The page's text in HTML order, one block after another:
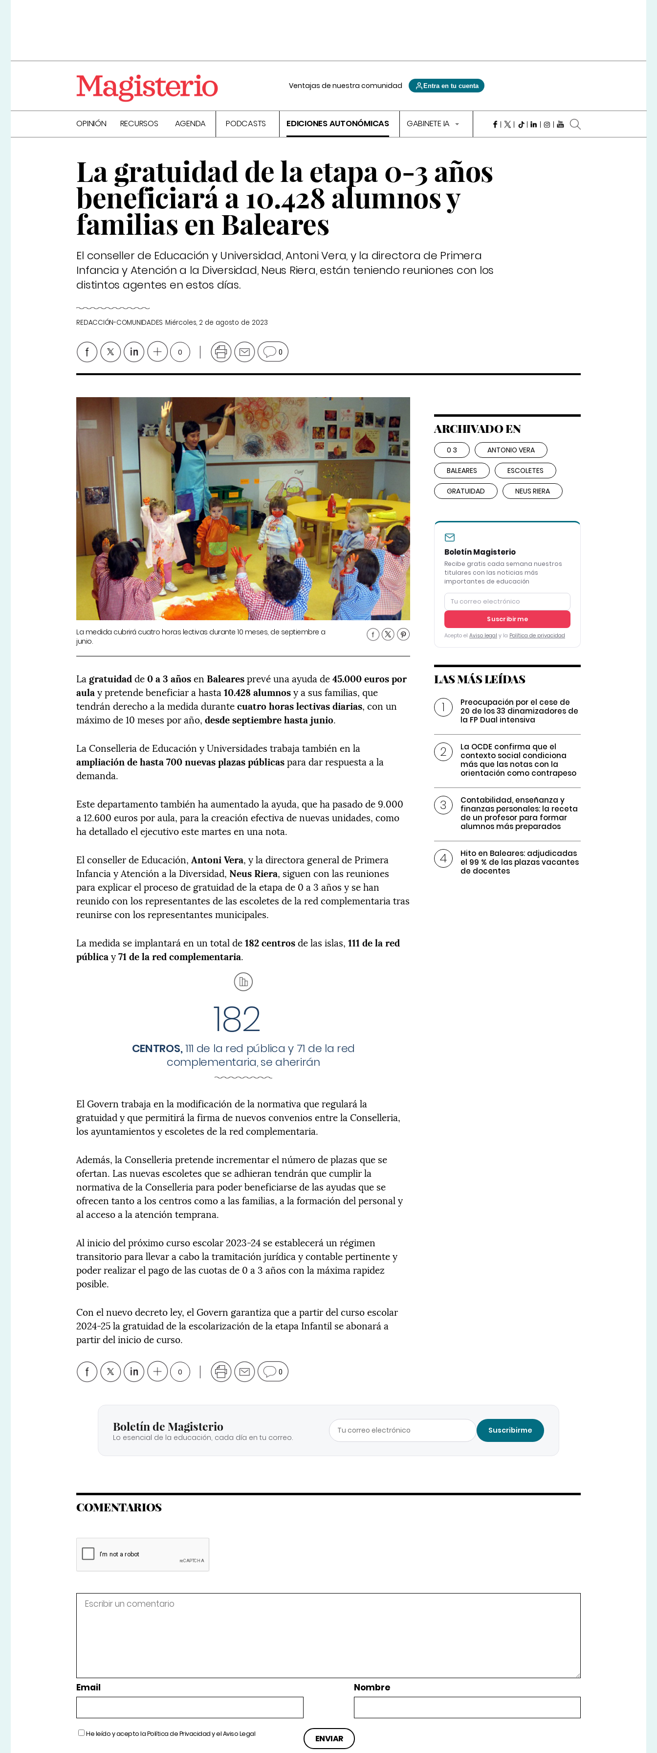
Ventajas de nuestra comunidad Entra en tu cuenta
OPINIÓN RECURSOS AGENDA PODCASTS EDICIONES AUTONÓMICAS GABINETE IA
La gratuidad de la etapa 0-3 años
beneficiará a 10.428 alumnos y
familias en Baleares
El conseller de Educación y Universidad, Antoni Vera, y la directora de Primera
Infancia y Atención a la Diversidad, Neus Riera, están teniendo reuniones con los
distintos agentes en estos días.
REDACCIÓN-COMUNIDADES Miércoles, 2 de agosto de 2023
0 0
La medida cubrirá cuatro horas lectivas durante 10 meses, de septiembre a
junio.
La gratuidadde0 a 3 añosen Balearesprevé una ayuda de45.000 euros por
aulay pretende beneficiar a hasta10.428 alumnosy a sus familias, que
tendrán derecho a la medida durantecuatro horas lectivas diarias, con un
máximo de 10 meses por año,desde septiembre hasta junio.
La Conselleria de Educación y Universidades trabaja también en la
ampliación de hasta 700 nuevas plazas públicaspara dar respuesta a la
demanda.
Este departamento también ha aumentado la ayuda, que ha pasado de 9.000
a 12.600 euros por aula, para la creación efectiva de nuevas unidades, como
ha detallado el ejecutivo este martes en una nota.
El conseller de Educación,Antoni Vera, y la directora general de Primera
Infancia y Atención a la Diversidad, Neus Riera, siguen con las reuniones
para explicar el proceso de gratuidad de la etapa de 0 a 3 años y se han
reunido con los representantes de las escoletes de la red complementaria tras
reunirse con los representantes municipales.
La medida se implantará en un total de182 centrosde las islas,111 de la red
públicay71 de la red complementaria.
182
CENTROS,111 de la red pública y 71 de la red
complementaria, se aherirán
El Govern trabaja en la modificación de la normativa que regulará la
gratuidad y que permitirá la firma de nuevos convenios entre la Conselleria,
los ayuntamientos y escoletes de la red complementaria.
Además, la Conselleria pretende incrementar el número de plazas que se
ofertan. Las nuevas escoletes que se adhieran tendrán que cumplir la
normativa de la Conselleria para poder beneficiarse de las ayudas que se
ofrecen tanto a los centros como a las familias, a la formación del personal y
al acceso a la atención temprana.
Al inicio del próximo curso escolar 2023-24 se establecerá un régimen
transitorio para llevar a cabo la tramitación jurídica y contable pertinente y
poder realizar el pago de las cuotas de 0 a 3 años con la máxima rapidez
posible.
Con el nuevo decreto ley, el Govern garantiza que a partir del curso escolar
2024-25 la gratuidad de la escolarización de la etapa Infantil se abonará a
partir del inicio de curso.
0 0
ARCHIVADO EN
0 3 ANTONIO VERA
BALEARES ESCOLETES
GRATUIDAD NEUS RIERA
Boletín Magisterio
Recibe gratis cada semana nuestros
titulares con las noticias más
importantes de educación
Suscribirme
Acepto el Aviso legal y la Política de privacidad
LAS MÁS LEÍDAS
Preocupación por el cese de
20 de los 33 dinamizadores de
la FP Dual intensiva
La OCDE confirma que el
contexto social condiciona
más que las notas con la
orientación como contrapeso
Contabilidad, enseñanza y
finanzas personales: la receta
de un profesor para formar
alumnos más preparados
Hito en Baleares: adjudicadas
el 99 % de las plazas vacantes
de docentes
Boletín de Magisterio
Lo esencial de la educación, cada día en tu correo.
Suscribirme
COMENTARIOS
Email Nombre
He leído y acepto laPolítica de Privacidady elAviso Legal